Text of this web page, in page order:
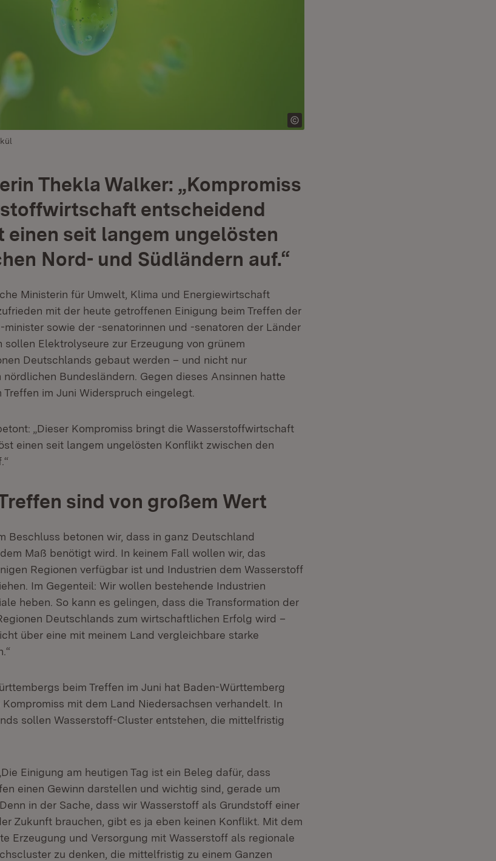
Thekla Walker: „Kompromiss
entscheidend
einen seit langem ungelösten
Nord- und Südländern auf.“
Ministerin für Umwelt, Klima und Energiewirtschaft
mit der heute getroffenen Einigung beim Treffen der
minister sowie der -senatorinnen und -senatoren der Länder
sollen Elektrolyseure zur Erzeugung von grünem
Deutschlands gebaut werden – und nicht nur
Bundesländern. Gegen dieses Ansinnen hatte
im Juni Widerspruch eingelegt.
„Dieser Kompromiss bringt die Wasserstoffwirtschaft
einen seit langem ungelösten Konflikt zwischen den
sind von großem Wert
Beschluss betonen wir, dass in ganz Deutschland
Maß benötigt wird. In keinem Fall wollen wir, das
Regionen verfügbar ist und Industrien dem Wasserstoff
Im Gegenteil: Wir wollen bestehende Industrien
heben. So kann es gelingen, dass die Transformation der
Deutschlands zum wirtschaftlichen Erfolg wird –
über eine mit meinem Land vergleichbare starke
beim Treffen im Juni hat Baden-Württemberg
mit dem Land Niedersachsen verhandelt. In
sollen Wasserstoff-Cluster entstehen, die mittelfristig
Einigung am heutigen Tag ist ein Beleg dafür, dass
einen Gewinn darstellen und wichtig sind, gerade um
in der Sache, dass wir Wasserstoff als Grundstoff einer
Zukunft brauchen, gibt es ja eben keinen Konflikt. Mit dem
Erzeugung und Versorgung mit Wasserstoff als regionale
zu denken, die mittelfristig zu einem Ganzen